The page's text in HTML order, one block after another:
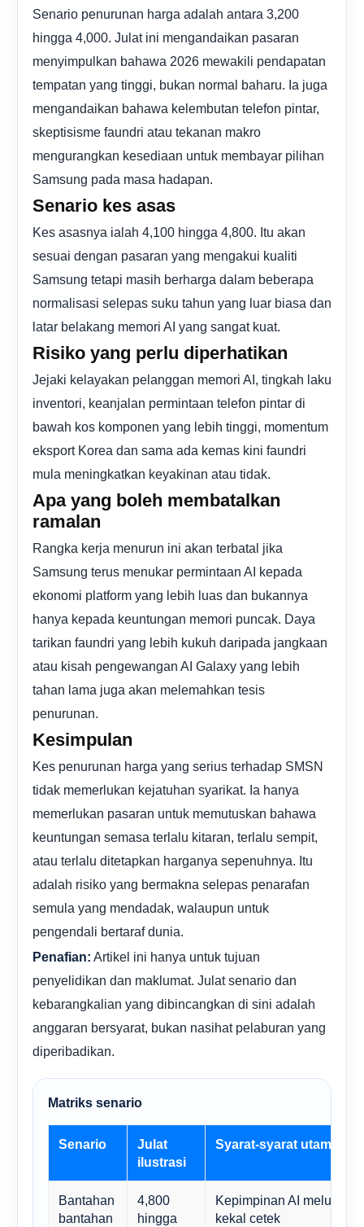
Senario penurunan harga adalah antara 3,200
hingga 4,000. Julat ini mengandaikan pasaran
menyimpulkan bahawa 2026 mewakili pendapatan
tempatan yang tinggi, bukan normal baharu. Ia juga
mengandaikan bahawa kelembutan telefon pintar,
skeptisisme faundri atau tekanan makro
mengurangkan kesediaan untuk membayar pilihan
Samsung pada masa hadapan.
Senario kes asas
Kes asasnya ialah 4,100 hingga 4,800. Itu akan
sesuai dengan pasaran yang mengakui kualiti
Samsung tetapi masih berharga dalam beberapa
normalisasi selepas suku tahun yang luar biasa dan
latar belakang memori AI yang sangat kuat.
Risiko yang perlu diperhatikan
Jejaki kelayakan pelanggan memori AI, tingkah laku
inventori, keanjalan permintaan telefon pintar di
bawah kos komponen yang lebih tinggi, momentum
eksport Korea dan sama ada kemas kini faundri
mula meningkatkan keyakinan atau tidak.
Apa yang boleh membatalkan
ramalan
Rangka kerja menurun ini akan terbatal jika
Samsung terus menukar permintaan AI kepada
ekonomi platform yang lebih luas dan bukannya
hanya kepada keuntungan memori puncak. Daya
tarikan faundri yang lebih kukuh daripada jangkaan
atau kisah pengewangan AI Galaxy yang lebih
tahan lama juga akan melemahkan tesis
penurunan.
Kesimpulan
Kes penurunan harga yang serius terhadap SMSN
tidak memerlukan kejatuhan syarikat. Ia hanya
memerlukan pasaran untuk memutuskan bahawa
keuntungan semasa terlalu kitaran, terlalu sempit,
atau terlalu ditetapkan harganya sepenuhnya. Itu
adalah risiko yang bermakna selepas penarafan
semula yang mendadak, walaupun untuk
pengendali bertaraf dunia.
Penafian: Artikel ini hanya untuk tujuan
penyelidikan dan maklumat. Julat senario dan
kebarangkalian yang dibincangkan di sini adalah
anggaran bersyarat, bukan nasihat pelaburan yang
diperibadikan.
Matriks senario
Senario
Julat
ilustrasi
Syarat-syarat utama
Bantahan
bantahan
4,800
hingga
Kepimpinan AI meluas
kekal cetek